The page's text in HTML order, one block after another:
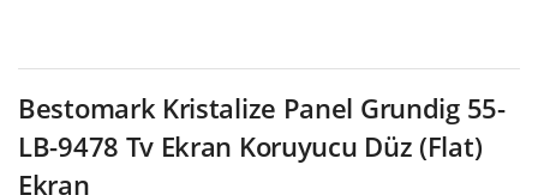
Bestomark Kristalize Panel Grundig 55-
LB-9478 Tv Ekran Koruyucu Düz (Flat)
Ekran